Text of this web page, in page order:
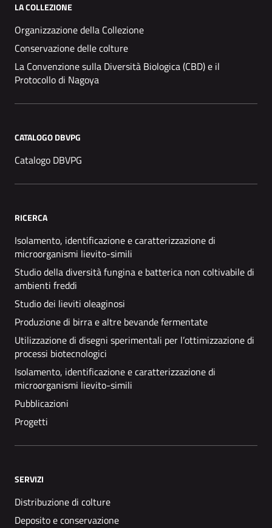
LA COLLEZIONE
Organizzazione della Collezione
Conservazione delle colture
La Convenzione sulla Diversità Biologica (CBD) e il
Protocollo di Nagoya
CATALOGO DBVPG
Catalogo DBVPG
RICERCA
Isolamento, identificazione e caratterizzazione di
microorganismi lievito-simili
Studio della diversità fungina e batterica non coltivabile di
ambienti freddi
Studio dei lieviti oleaginosi
Produzione di birra e altre bevande fermentate
Utilizzazione di disegni sperimentali per l’ottimizzazione di
processi biotecnologici
Isolamento, identificazione e caratterizzazione di
microorganismi lievito-simili
Pubblicazioni
Progetti
SERVIZI
Distribuzione di colture
Deposito e conservazione